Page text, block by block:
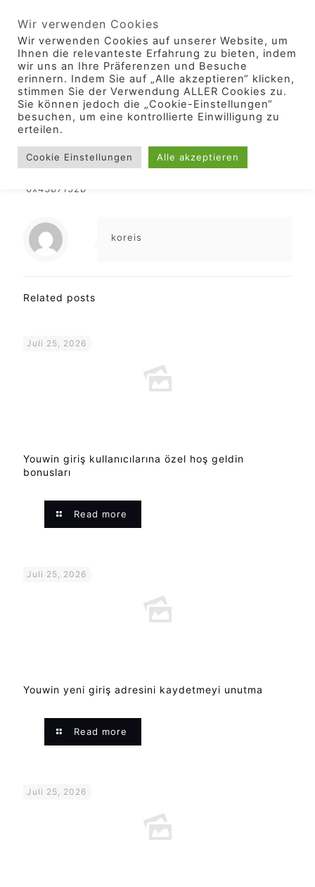
0x43b7152b
koreis
Related posts
Juli 25, 2026
Youwin giriş kullanıcılarına özel hoş geldin
bonusları
Read more
Juli 25, 2026
Youwin yeni giriş adresini kaydetmeyi unutma
Read more
Juli 25, 2026
Wir verwenden Cookies
Wir verwenden Cookies auf unserer Website, um
Ihnen die relevanteste Erfahrung zu bieten, indem
wir uns an Ihre Präferenzen und Besuche
erinnern. Indem Sie auf „Alle akzeptieren“ klicken,
stimmen Sie der Verwendung ALLER Cookies zu.
Sie können jedoch die „Cookie-Einstellungen“
besuchen, um eine kontrollierte Einwilligung zu
erteilen.
Cookie Einstellungen Alle akzeptieren